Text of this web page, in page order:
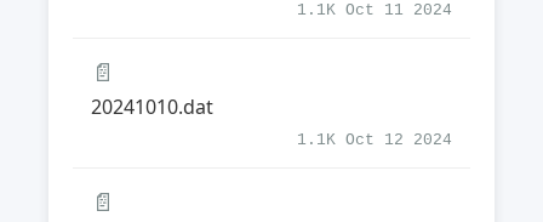
1.1K Oct 11 2024
📄
20241010.dat
1.1K Oct 12 2024
📄